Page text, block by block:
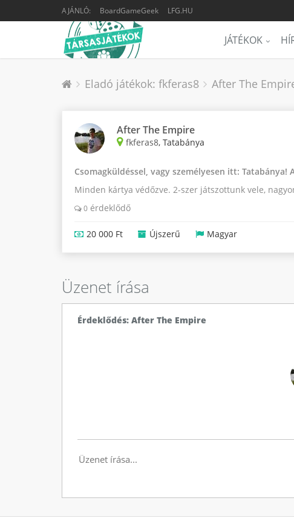
AJÁNLÓ: BoardGameGeek LFG.HU
JÁTÉKOK
Eladó játékok: fkferas8 After The
After The Empire
fkferas8, Tatabánya
Csomagküldéssel, vagy személyesen itt:
Minden kártya védőzve. 2-szer játszottunk vele,
0 érdeklődő
20 000 Ft Újszerű Magyar
Üzenet írása
Érdeklődés: After The Empire